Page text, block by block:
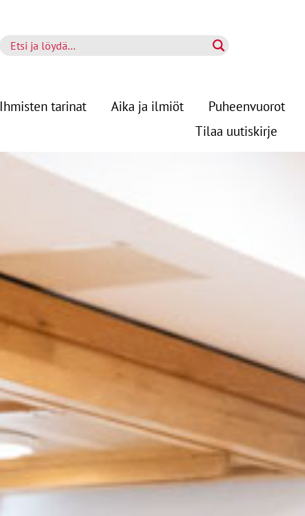
Ihmisten tarinat Aika ja ilmiöt Puheenvuorot
Tilaa uutiskirje